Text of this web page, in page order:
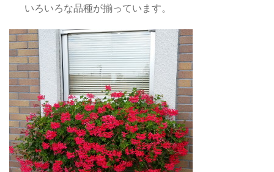
いろいろな品種が揃っています。